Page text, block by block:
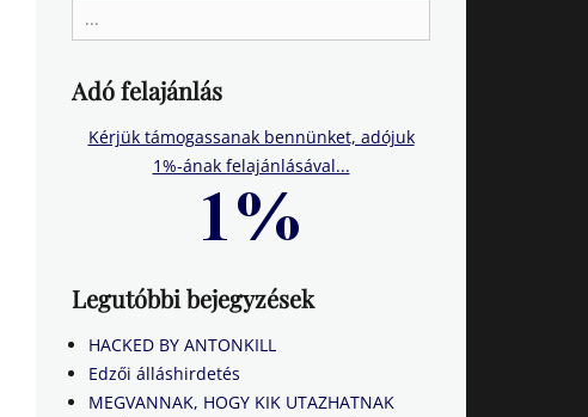
for:
Adó felajánlás
Kérjük támogassanak bennünket, adójuk
1%-ának felajánlásával...
Legutóbbi bejegyzések
HACKED BY ANTONKILL
Edzői álláshirdetés
MEGVANNAK, HOGY KIK UTAZHATNAK